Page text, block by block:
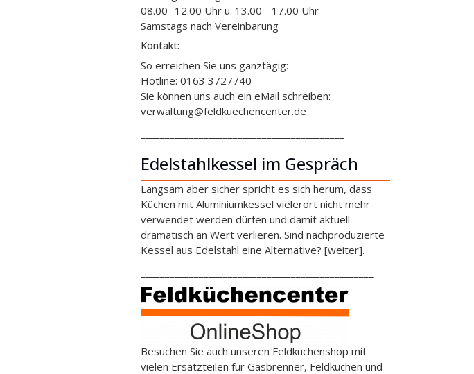
08.00 -12.00 Uhr u. 13.00 - 17.00 Uhr
Samstags nach Vereinbarung
Kontakt:
So erreichen Sie uns ganztägig:
Hotline: 0163 3727740
Sie können uns auch ein eMail schreiben:
verwaltung@feldkuechencenter.de
Edelstahlkessel im Gespräch
Langsam aber sicher spricht es sich herum, dass
Küchen mit Aluminiumkessel vielerort nicht mehr
verwendet werden dürfen und damit aktuell
dramatisch an Wert verlieren. Sind nachproduzierte
Kessel aus Edelstahl eine Alternative? [weiter].
Besuchen Sie auch unseren Feldküchenshop mit
vielen Ersatzteilen für Gasbrenner, Feldküchen und